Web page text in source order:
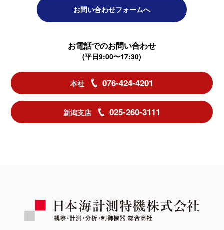
お問い合わせフォームへ
お電話でのお問い合わせ
(平日9:00〜17:30)
本社 076-424-4201
新潟支店 025-260-3111